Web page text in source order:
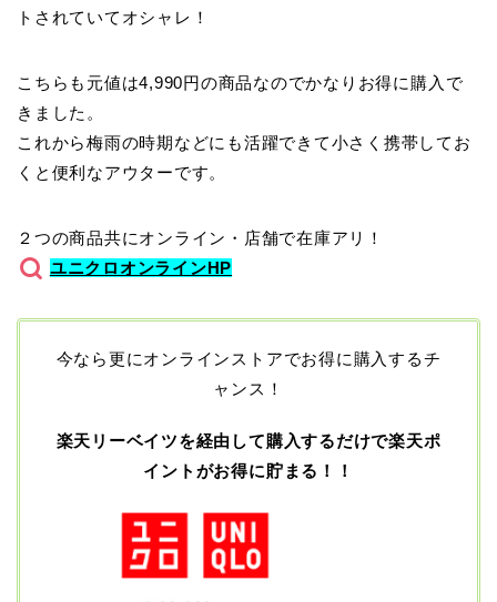
トされていてオシャレ！
こちらも元値は4,990円の商品なのでかなりお得に購入で
きました。
これから梅雨の時期などにも活躍できて小さく携帯してお
くと便利なアウターです。
２つの商品共にオンライン・店舗で在庫アリ！
ユニクロオンラインHP
今なら更にオンラインストアでお得に購入するチ
ャンス！
楽天リーベイツを経由して購入するだけで楽天ポ
イントがお得に貯まる！！